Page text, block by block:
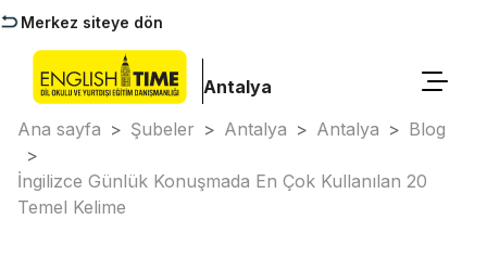
Merkez siteye dön
Antalya
Ana sayfa > Şubeler > Antalya > Antalya > Blog
>
İngilizce Günlük Konuşmada En Çok Kullanılan 20
Temel Kelime